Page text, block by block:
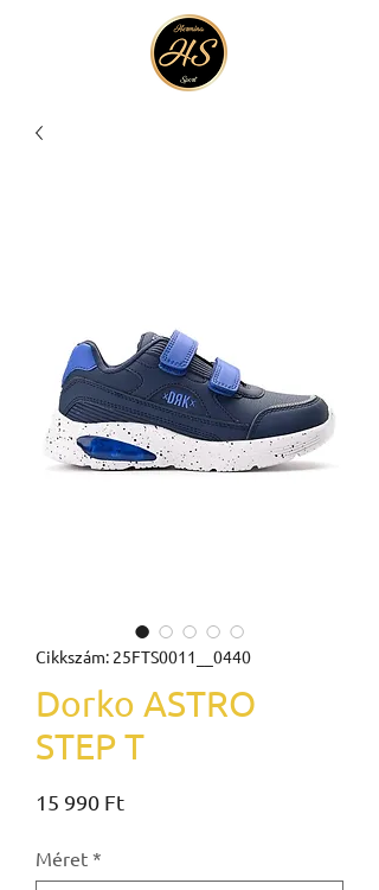
Cikkszám: 25FTS0011__0440
Dorko ASTRO
STEP T
15 990 FtÁr
Méret *